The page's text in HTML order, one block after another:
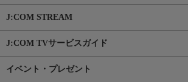
J:COM STREAM
J:COM TVサービスガイド
イベント・プレゼント